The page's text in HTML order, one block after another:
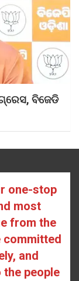
ବିଜେଡି
one-stop
most
from the
committed
and
people